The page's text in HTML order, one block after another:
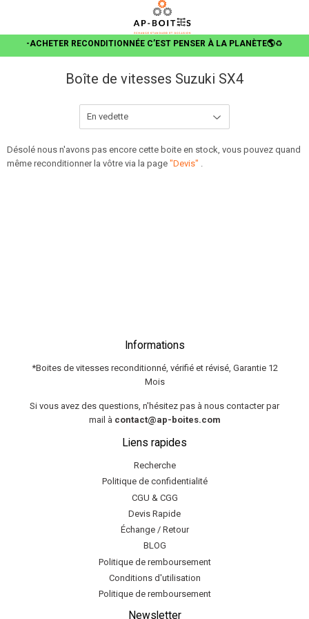
-ACHETER RECONDITIONNÉE C’EST PENSER À LA PLANÈTE🌎♻️
Boîte de vitesses Suzuki SX4
Désolé nous n'avons pas encore cette boite en stock, vous pouvez quand
même reconditionner la vôtre via la page "Devis" .
Informations
*Boites de vitesses reconditionné, vérifié et révisé, Garantie 12
Mois
Si vous avez des questions, n'hésitez pas à nous contacter par
mail à contact@ap-boites.com
Liens rapides
Recherche
Politique de confidentialité
CGU & CGG
Devis Rapide
Échange / Retour
BLOG
Politique de remboursement
Conditions d'utilisation
Politique de remboursement
Newsletter